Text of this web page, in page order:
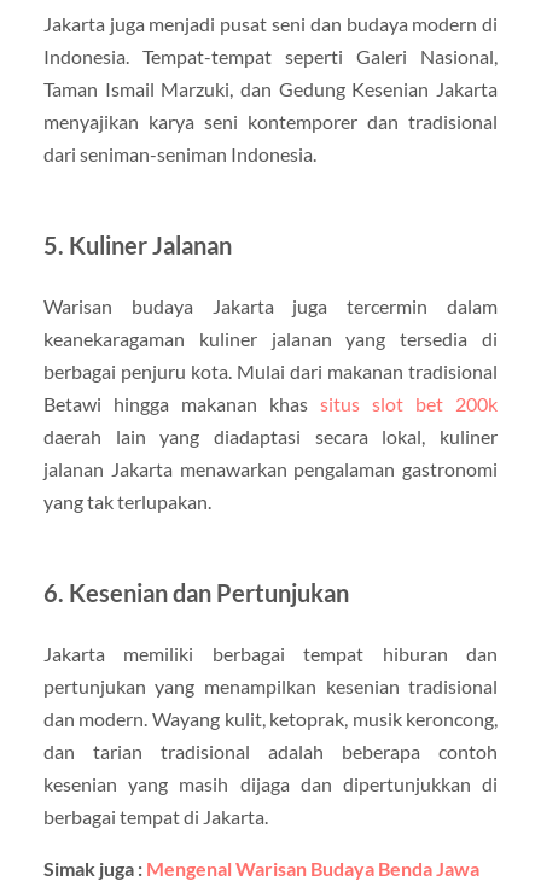
Jakarta juga menjadi pusat seni dan budaya modern di
Indonesia. Tempat-tempat seperti Galeri Nasional,
Taman Ismail Marzuki, dan Gedung Kesenian Jakarta
menyajikan karya seni kontemporer dan tradisional
dari seniman-seniman Indonesia.
5. Kuliner Jalanan
Warisan budaya Jakarta juga tercermin dalam
keanekaragaman kuliner jalanan yang tersedia di
berbagai penjuru kota. Mulai dari makanan tradisional
Betawi hingga makanan khassitus slot bet 200k
daerah lain yang diadaptasi secara lokal, kuliner
jalanan Jakarta menawarkan pengalaman gastronomi
yang tak terlupakan.
6. Kesenian dan Pertunjukan
Jakarta memiliki berbagai tempat hiburan dan
pertunjukan yang menampilkan kesenian tradisional
dan modern. Wayang kulit, ketoprak, musik keroncong,
dan tarian tradisional adalah beberapa contoh
kesenian yang masih dijaga dan dipertunjukkan di
berbagai tempat di Jakarta.
Simak juga : Mengenal Warisan Budaya Benda Jawa